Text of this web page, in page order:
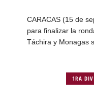
CARACAS (15 de
para finalizar la
Táchira y Monagas
1RA